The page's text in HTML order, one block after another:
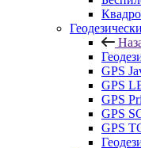
GPS
GPS
GPS
GPS
GPS